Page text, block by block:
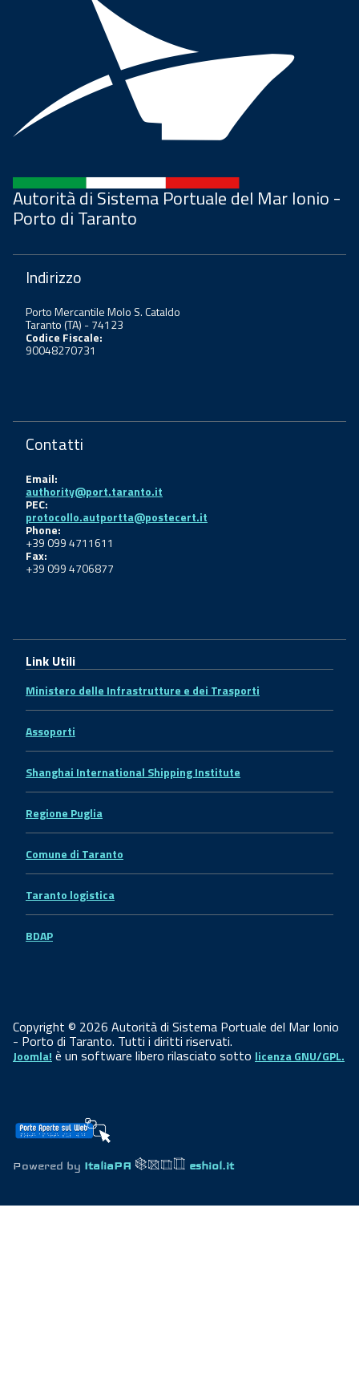
Autorità di Sistema Portuale del Mar Ionio -
Porto di Taranto
Indirizzo
Porto Mercantile Molo S. Cataldo
Taranto (TA) - 74123
Codice Fiscale:
90048270731
Contatti
Email:
authority@port.taranto.it
PEC:
protocollo.autportta@postecert.it
Phone:
+39 099 4711611
Fax:
+39 099 4706877
Link Utili
Ministero delle Infrastrutture e dei Trasporti
Assoporti
Shanghai International Shipping Institute
Regione Puglia
Comune di Taranto
Taranto logistica
BDAP
Copyright © 2026 Autorità di Sistema Portuale del Mar Ionio
- Porto di Taranto. Tutti i diritti riservati.
Joomla! è un software libero rilasciato sotto licenza GNU/GPL.
Powered by ItaliaPA eshiol.it